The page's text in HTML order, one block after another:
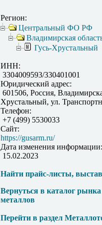
Регион:
Центральный ФО РФ
Владимирская
Гусь-Хрустальный
ИНН:
3304009593/330401001
Юридический адрес:
601506, Россия,
Хрустальный, ул.
Телефон:
+7 (499) 5530033
Сайт:
https://gusarm.ru/
Дата изменения информации:
15.02.2023
Найти прайс-листы,
Вернуться в каталог
металлов
Перейти в раздел